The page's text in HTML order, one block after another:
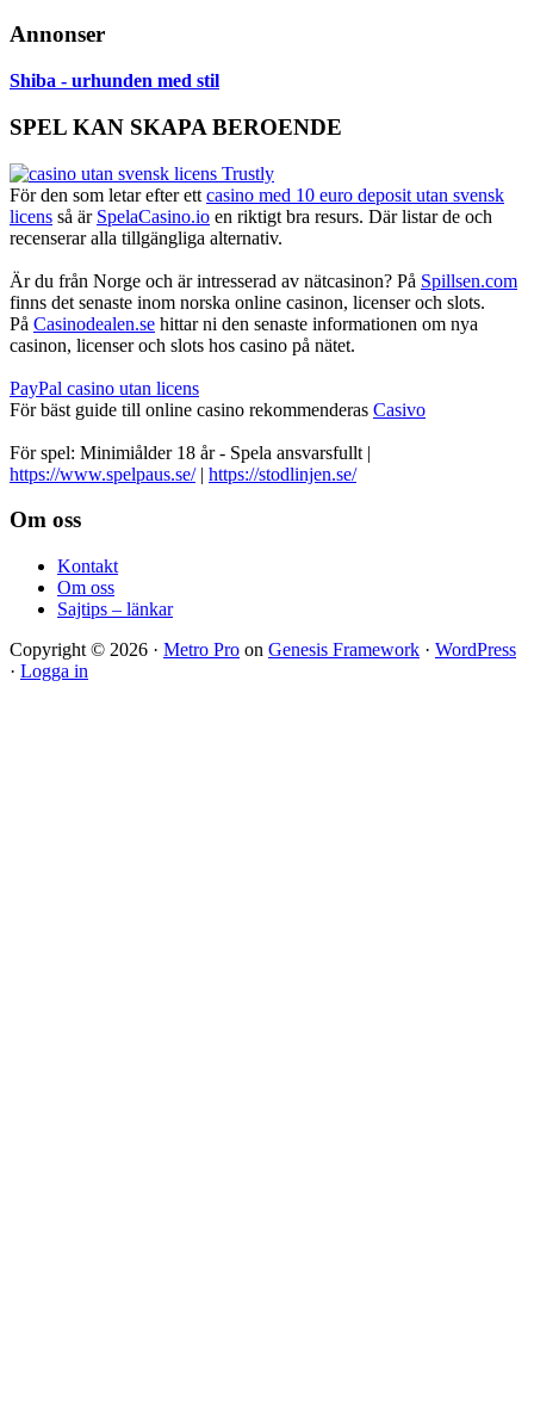
Annonser
Shiba - urhunden med stil
SPEL KAN SKAPA BEROENDE
För den som letar efter ett casino med 10 euro deposit utan svensk
licens så är SpelaCasino.io en riktigt bra resurs. Där listar de och
recenserar alla tillgängliga alternativ.
Är du från Norge och är intresserad av nätcasinon? På Spillsen.com
finns det senaste inom norska online casinon, licenser och slots.
På Casinodealen.se hittar ni den senaste informationen om nya
casinon, licenser och slots hos casino på nätet.
PayPal casino utan licens
För bäst guide till online casino rekommenderas Casivo
För spel: Minimiålder 18 år - Spela ansvarsfullt |
https://www.spelpaus.se/| https://stodlinjen.se/
Footer
Om oss
Kontakt
Om oss
Sajtips – länkar
Copyright © 2026 · Metro Pro on Genesis Framework · WordPress
· Logga in